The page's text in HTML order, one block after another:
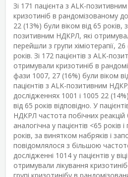
Зі 171 пацієнта з ALK-
кризотиніб в рандомізованому
22 (13%) були віком від 65 років,
позитивним НДКРЛ, які
перейшли з групи хіміотерапії,
років. Зі 172 пацієнтів з ALK-
отримували кризотиніб в
фази 1007, 27 (16%) були віком
пацієнтів з ALK-позитивним
дослідженнях 1001 і 1005 22
від 65 років відповідно. У
НДКРЛ частота побічних реакцій
аналогічна у пацієнтів <65 років і
років, за винятком набряків і
повідомлялося з більшою
дослідженні 1014 у пацієнтів у
отримували лікування